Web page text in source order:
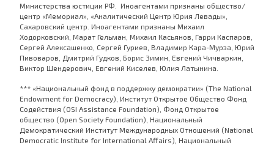
Министерства юстиции РФ. Иноагентами признаны общество/
центр «Мемориал», «Аналитический Центр Юрия Левады»,
Сахаровский центр. Иноагентами признаны Михаил
Ходорковский, Марат Гельман, Михаил Касьянов, Гарри Каспаров,
Сергей Алексашенко, Сергей Гуриев, Владимир Кара-Мурза, Юрий
Пивоваров, Дмитрий Гудков, Борис Зимин, Евгений Чичваркин,
Виктор Шендерович, Евгений Киселев, Юлия Латынина.
*** «Национальный фонд в поддержку демократии» (The National
Endowment for Democracy), Институт Открытое Общество Фонд
Содействия (OSI Assistance Foundation), Фонд Открытое
общество (Open Society Foundation), Национальный
Демократический Институт Международных Отношений (National
Democratic Institute for International Affairs), Национальный